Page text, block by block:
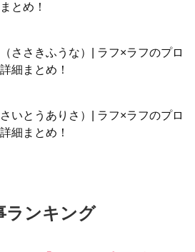
とめ！
ささきふうな）| ラフ×ラフのプロ
細まとめ！
いとうありさ）| ラフ×ラフのプロ
細まとめ！
ランキング